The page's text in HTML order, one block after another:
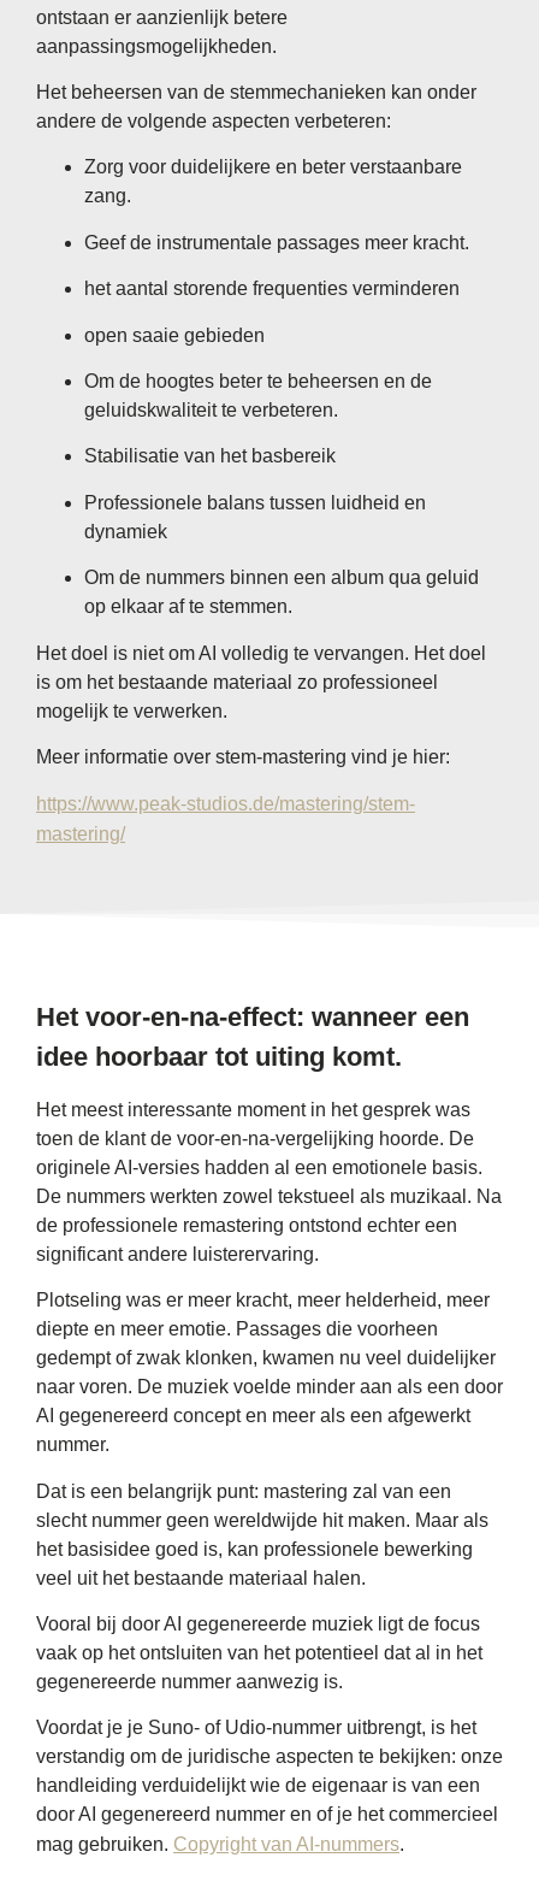
ontstaan ​​er aanzienlijk betere
aanpassingsmogelijkheden.
Het beheersen van de stemmechanieken kan onder
andere de volgende aspecten verbeteren:
Zorg voor duidelijkere en beter verstaanbare
zang.
Geef de instrumentale passages meer kracht.
het aantal storende frequenties verminderen
open saaie gebieden
Om de hoogtes beter te beheersen en de
geluidskwaliteit te verbeteren.
Stabilisatie van het basbereik
Professionele balans tussen luidheid en
dynamiek
Om de nummers binnen een album qua geluid
op elkaar af te stemmen.
Het doel is niet om AI volledig te vervangen. Het doel
is om het bestaande materiaal zo professioneel
mogelijk te verwerken.
Meer informatie over stem-mastering vind je hier:
https://www.peak-studios.de/mastering/stem-
mastering/
Het voor-en-na-effect: wanneer een
idee hoorbaar tot uiting komt.
Het meest interessante moment in het gesprek was
toen de klant de voor-en-na-vergelijking hoorde. De
originele AI-versies hadden al een emotionele basis.
De nummers werkten zowel tekstueel als muzikaal. Na
de professionele remastering ontstond echter een
significant andere luisterervaring.
Plotseling was er meer kracht, meer helderheid, meer
diepte en meer emotie. Passages die voorheen
gedempt of zwak klonken, kwamen nu veel duidelijker
naar voren. De muziek voelde minder aan als een door
AI gegenereerd concept en meer als een afgewerkt
nummer.
Dat is een belangrijk punt: mastering zal van een
slecht nummer geen wereldwijde hit maken. Maar als
het basisidee goed is, kan professionele bewerking
veel uit het bestaande materiaal halen.
Vooral bij door AI gegenereerde muziek ligt de focus
vaak op het ontsluiten van het potentieel dat al in het
gegenereerde nummer aanwezig is.
Voordat je je Suno- of Udio-nummer uitbrengt, is het
verstandig om de juridische aspecten te bekijken: onze
handleiding verduidelijkt wie de eigenaar is van een
door AI gegenereerd nummer en of je het commercieel
mag gebruiken. Copyright van AI-nummers.